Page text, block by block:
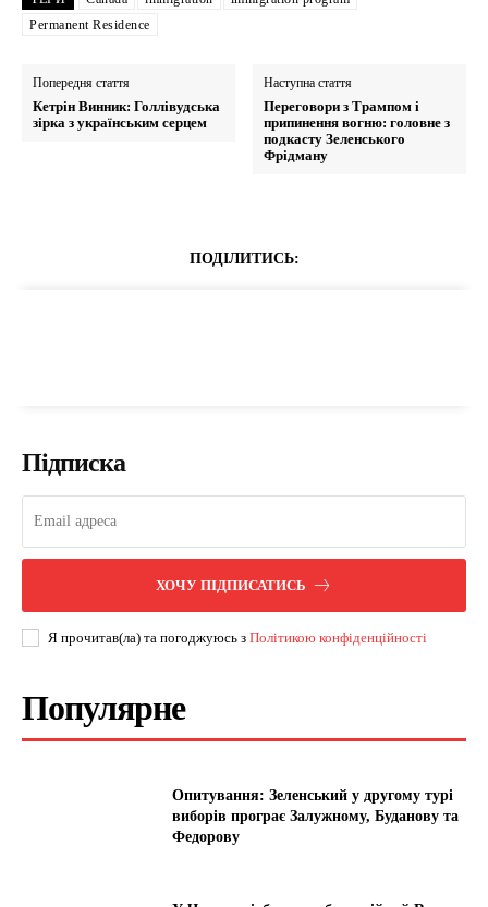
Permanent Residence
Попередня стаття
Кетрін Винник: Голлівудська
зірка з українським серцем
Наступна стаття
Переговори з Трампом і
припинення вогню: головне з
подкасту Зеленського
Фрідману
ПОДІЛИТИСЬ:
Підписка
ХОЧУ ПІДПИСАТИСЬ
Я прочитав(ла) та погоджуюсь з Політикою конфіденційності
Популярне
Опитування: Зеленський у другому турі
виборів програє Залужному, Буданову та
Федорову